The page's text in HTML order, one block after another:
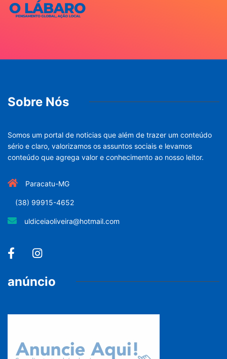
Sobre Nós
Somos um portal de noticias que além de trazer um conteúdo
sério e claro, valorizamos os assuntos sociais e levamos
conteúdo que agrega valor e conhecimento ao nosso leitor.
Paracatu-MG
(38) 99915-4652
uldiceiaoliveira@hotmail.com
anúncio